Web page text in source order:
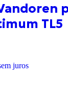
TL5
juros